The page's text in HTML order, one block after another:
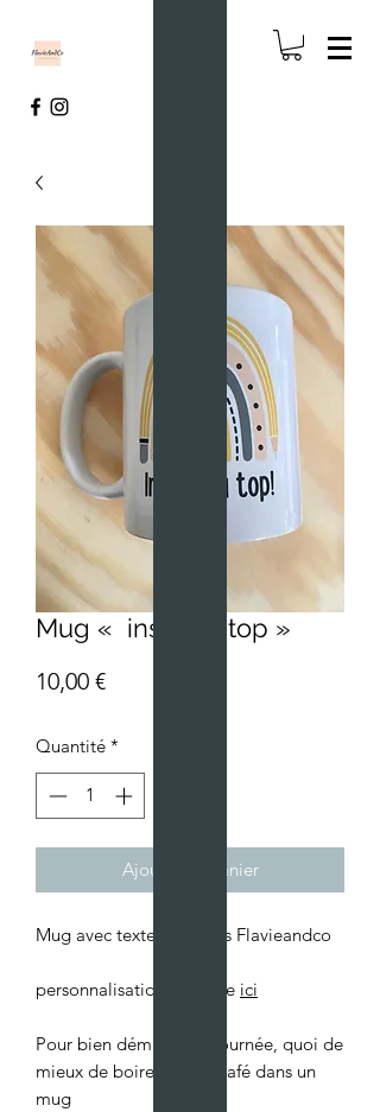
Mug « instit au top »
10,00 €Prix
Quantité *
Ajouter au panier
Mug avec texte créations Flavieandco
personnalisation possible ici
Pour bien démarrez le journée, quoi de
mieux de boire un bon café dans un
mug